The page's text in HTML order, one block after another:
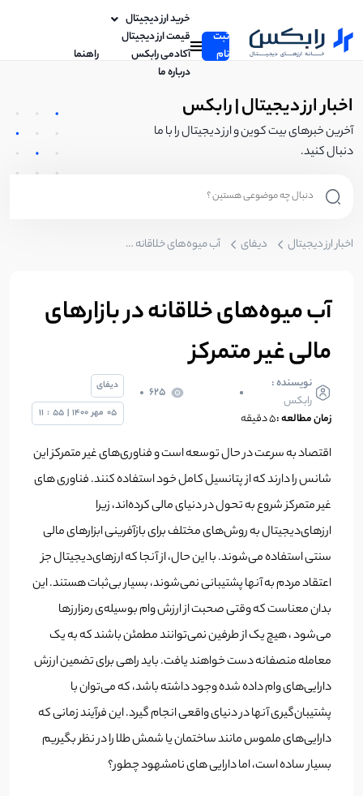
ثبت
نام
خرید ارز دیجیتال
قیمت ارز دیجیتال
آکادمی رابکس
راهنما
درباره ما
اخبار ارز دیجیتال | رابکس
آخرین خبرهای بیت کوین و ارز دیجیتال را با ما
دنبال کنید.
اخبار ارز دیجیتال دیفای آب میوه‌های خلاقانه در بازارهای مالی غیر متمرکز
آب میوه‌های خلاقانه در بازارهای
مالی غیر متمرکز
نویسنده :
رابکس
625
زمان مطالعه :۵ دقیقه
دیفای
05 مهر 1400
|
55
:
11
اقتصاد به سرعت در حال توسعه است و فناوری‌های غیر متمرکز این
شانس را دارند که از پتانسیل کامل خود استفاده کنند. فناوری های
غیر متمرکز شروع به تحول در دنیای مالی کرده‌اند، زیرا
ارزهای‌دیجیتال به روش‌های مختلف برای بازآفرینی ابزارهای مالی
سنتی استفاده می‌شوند. با این حال، از آنجا که ارزهای‌دیجیتال جز
اعتقاد مردم به آنها پشتیبانی نمی‌شوند، بسیار بی‌ثبات هستند. این
بدان معناست که وقتی صحبت از ارزش وام بوسیله‌ی رمز‌ارزها
می‌شود ، هیچ یک از طرفین نمی‌توانند مطمئن باشند که به یک
معامله منصفانه دست خواهند یافت. باید راهی برای تضمین ارزش
دارایی‌های وام داده شده وجود داشته باشد، که می‌توان با
پشتیبان‌گیری آنها در دنیای واقعی انجام گیرد. این فرآیند زمانی که
دارایی‌های ملموس مانند ساختمان یا شمش طلا را در نظر بگیریم
بسیار ساده است، اما دارایی های نامشهود چطور؟